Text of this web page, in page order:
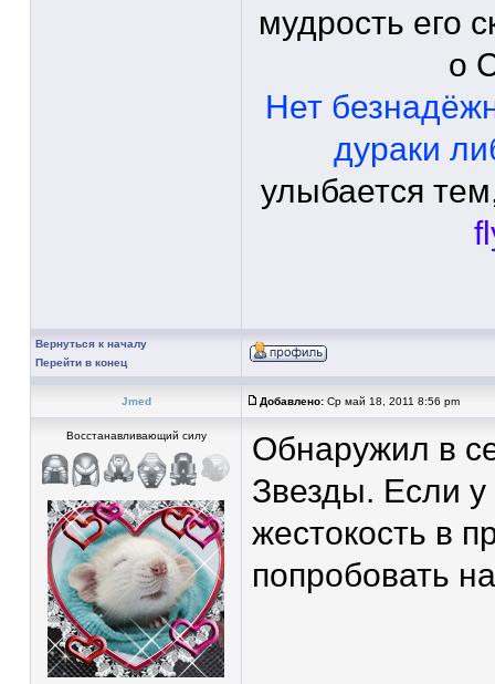
мудрость его
о
Нет
дураки
улыбается
Вернуться к началу
Перейти в конец
Jmed Добавлено: Ср май 18, 2011 8:56 pm
Восстанавливающий силу
Обнаружил в
Звезды. Если у
жестокость в
попробовать